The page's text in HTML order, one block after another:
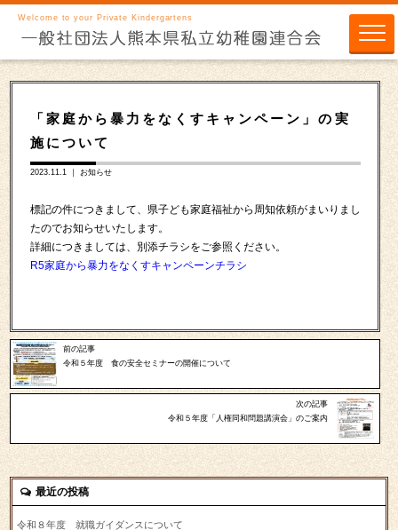
Welcome to your Private Kindergartens
「家庭から暴力をなくすキャンペーン」の実
施について
2023.11.1 ｜ お知らせ
標記の件につきまして、県子ども家庭福祉から周知依頼がまいりまし
たのでお知らせいたします。
詳細につきましては、別添チラシをご参照ください。
R5家庭から暴力をなくすキャンペーンチラシ
前の記事
令和５年度 食の安全セミナーの開催について
次の記事
令和５年度「人権同和問題講演会」のご案内
最近の投稿
令和８年度 就職ガイダンスについて